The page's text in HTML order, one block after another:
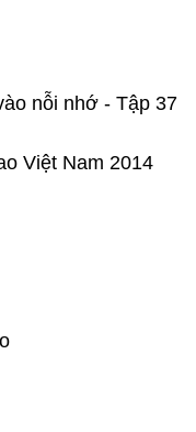
nỗi nhớ - Tập 37
Việt Nam 2014